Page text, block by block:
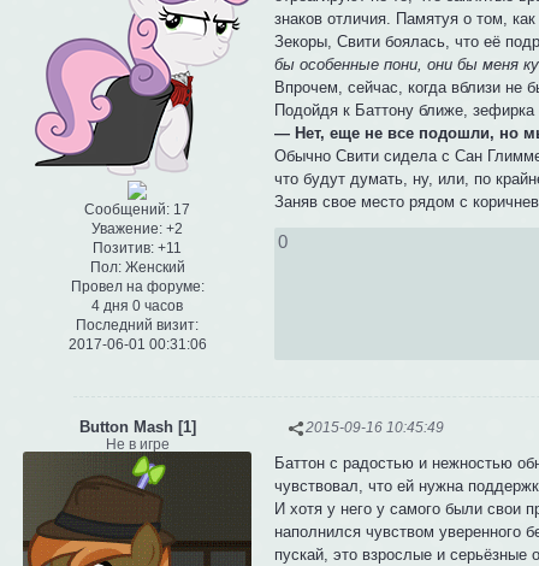
Сообщений: 17
Уважение: +2
Позитив: +11
Пол:Женский
Провел на форуме:
4 дня 0 часов
Последний визит:
2017-06-01 00:31:06
знаков отличия. Памятуя о том,
Зекоры, Свити боялась, что её
бы особенные пони, они бы меня
Впрочем, сейчас, когда вблизи не
Подойдя к Баттону ближе,
— Нет, еще не все подошли, но
Обычно Свити сидела с Сан
что будут думать, ну, или, по
Заняв свое место рядом с
0
2015-09-16 10:45:49
Button Mash [1]
Не в игре
Баттон с радостью и нежностью
чувствовал, что ей нужна
И хотя у него у самого были свои
наполнился чувством уверенного
пускай, это взрослые и серьёзные